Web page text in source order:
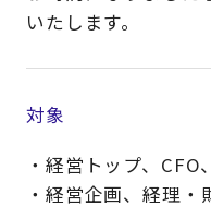
いたします。
対象
・経営トップ、CFO
・経営企画、経理